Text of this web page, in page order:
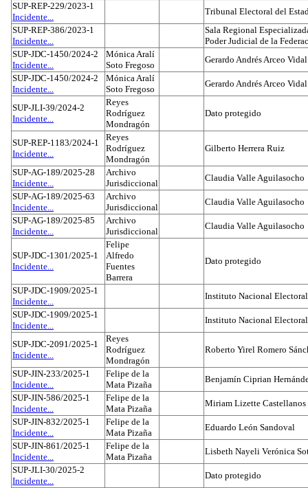
SUP-REP-229/2023-1
Incidente...
Tribunal Electoral del
SUP-REP-386/2023-1
Incidente...
Sala Regional
Poder Judicial de la
SUP-JDC-1450/2024-2
Incidente...
Mónica Aralí
Soto Fregoso
Gerardo Andrés Arceo Vidal
SUP-JDC-1450/2024-2
Incidente...
Mónica Aralí
Soto Fregoso
Gerardo Andrés Arceo Vidal
SUP-JLI-39/2024-2
Incidente...
Reyes
Rodríguez
Mondragón
Dato protegido
SUP-REP-1183/2024-1
Incidente...
Reyes
Rodríguez
Mondragón
Gilberto Herrera Ruiz
SUP-AG-189/2025-28
Incidente...
Archivo
Jurisdiccional
Claudia Valle Aguilasocho
SUP-AG-189/2025-63
Incidente...
Archivo
Jurisdiccional
Claudia Valle Aguilasocho
SUP-AG-189/2025-85
Incidente...
Archivo
Jurisdiccional
Claudia Valle Aguilasocho
SUP-JDC-1301/2025-1
Incidente...
Felipe
Alfredo
Fuentes
Barrera
Dato protegido
SUP-JDC-1909/2025-1
Incidente...
Instituto Nacional Electoral
SUP-JDC-1909/2025-1
Incidente...
Instituto Nacional Electoral
SUP-JDC-2091/2025-1
Incidente...
Reyes
Rodríguez
Mondragón
Roberto Yirel Romero
SUP-JIN-233/2025-1
Incidente...
Felipe de la
Mata Pizaña
Benjamín Ciprian
SUP-JIN-586/2025-1
Incidente...
Felipe de la
Mata Pizaña
Miriam Lizette Castellanos
SUP-JIN-832/2025-1
Incidente...
Felipe de la
Mata Pizaña
Eduardo León Sandoval
SUP-JIN-861/2025-1
Incidente...
Felipe de la
Mata Pizaña
Lisbeth Nayeli Verónica
SUP-JLI-30/2025-2
Incidente...
Dato protegido